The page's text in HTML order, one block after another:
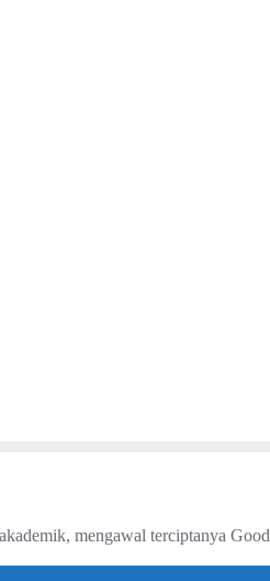
mengawal terciptanya Good